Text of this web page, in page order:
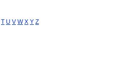
T U V W X Y Z